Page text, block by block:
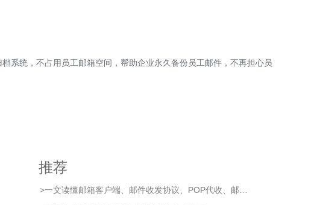
系统，不占用员工邮箱空间，帮助企业永久备份员工邮件，不再担心员
推荐
>一文读懂邮箱客户端、邮件收发协议、POP代收、邮件搬家!